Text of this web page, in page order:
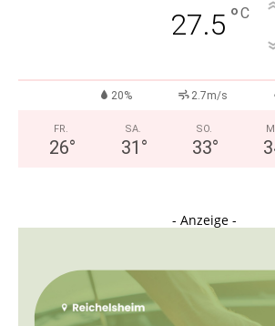
27.5 °C
20% 2.7m/s
FR.
26°
SA.
31 °
SO.
33°
- Anzeige -